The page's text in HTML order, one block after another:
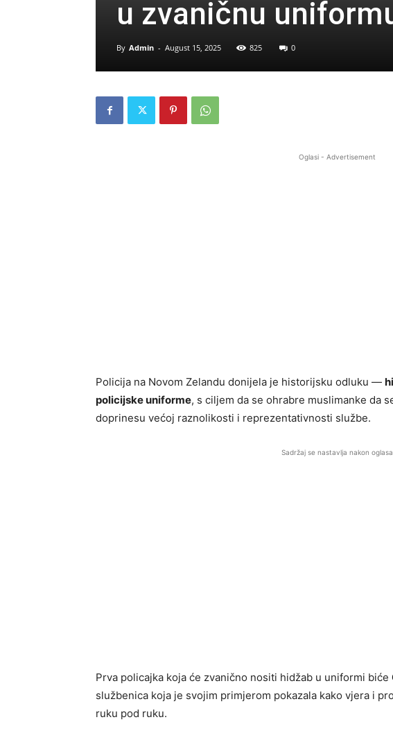
u zvaničnu
By Admin - August 15, 2025 825 0
Oglasi - Advertisement
Policija na Novom Zelandu donijela je historijsku odluku —
policijske uniforme, s ciljem da se ohrabre muslimanke da
doprinesu većoj raznolikosti i reprezentativnosti službe.
Sadržaj se nastavlja nakon oglasa
Prva policajka koja će zvanično nositi hidžab u uniformi biće
službenica koja je svojim primjerom pokazala kako vjera i
ruku pod ruku.